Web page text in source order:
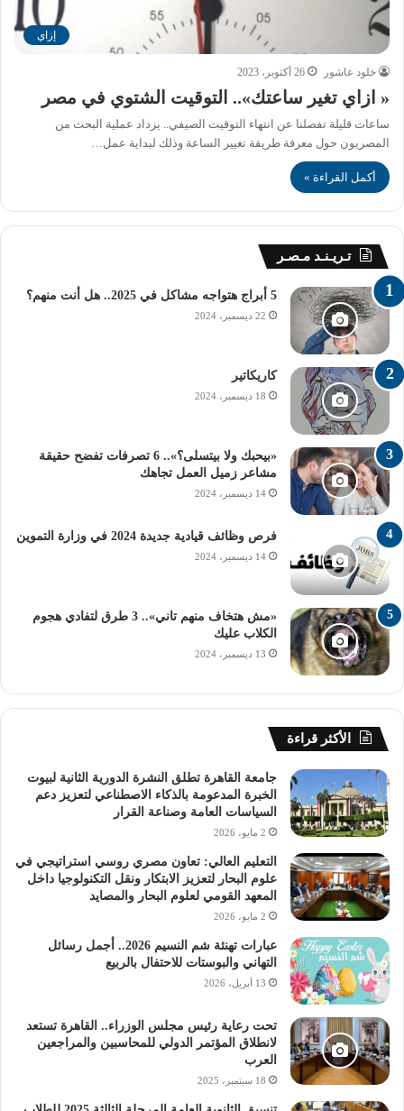
إزاي
خلود عاشور 26 أكتوبر، 2023
« ازاي تغير ساعتك».. التوقيت الشتوي في مصر
ساعات قليلة تفصلنا عن انتهاء التوقيت الصيفي.. يزداد عملية البحث من
المصريون حول معرفة طريقة تغيير الساعة وذلك لبداية عمل…
أكمل القراءة »
تـريـنـد مـصـر
5 أبراج هتواجه مشاكل في 2025.. هل أنت منهم؟
22 ديسمبر، 2024
كاريكاتير
18 ديسمبر، 2024
«بيحبك ولا بيتسلى؟».. 6 تصرفات تفضح حقيقة
مشاعر زميل العمل تجاهك
14 ديسمبر، 2024
فرص وظائف قيادية جديدة 2024 في وزارة التموين
14 ديسمبر، 2024
«مش هتخاف منهم تاني».. 3 طرق لتفادي هجوم
الكلاب عليك
13 ديسمبر، 2024
الأكثر قراءة
جامعة القاهرة تطلق النشرة الدورية الثانية لبيوت
الخبرة المدعومة بالذكاء الاصطناعي لتعزيز دعم
السياسات العامة وصناعة القرار
2 مايو، 2026
التعليم العالي: تعاون مصري روسي استراتيجي في
علوم البحار لتعزيز الابتكار ونقل التكنولوجيا داخل
المعهد القومي لعلوم البحار والمصايد
2 مايو، 2026
عبارات تهنئة شم النسيم 2026.. أجمل رسائل
التهاني والبوستات للاحتفال بالربيع
13 أبريل، 2026
تحت رعاية رئيس مجلس الوزراء.. القاهرة تستعد
لانطلاق المؤتمر الدولي للمحاسبين والمراجعين
العرب
18 سبتمبر، 2025